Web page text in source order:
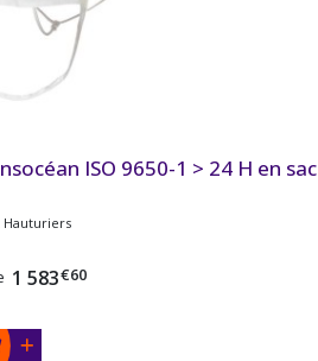
ISO 9650-1 > 24 H en sac
Hauturiers
1 583€60